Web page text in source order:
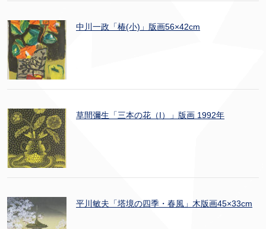
中川一政「椿(小)」版画56×42cm
草間彌生「三本の花（I）」版画 1992年
平川敏夫「塔境の四季・春風」木版画45×33cm